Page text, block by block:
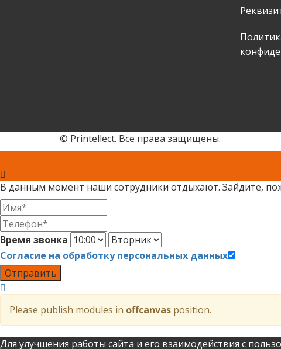
© Printellect. Все права защищены.
В данным момент наши сотрудники отдыхают. Зайдите,
Время звонка
Согласие на обработку персональных данных
Отправить
Please publish modules in offcanvas position.
Для улучшения работы сайта и его взаимодействия с